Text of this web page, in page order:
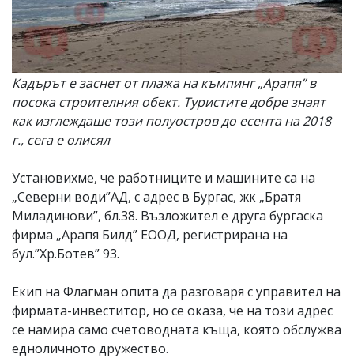
Кадърът е заснет от плажа на къмпинг „Арапя” в
посока строителния обект. Туристите добре знаят
как изглеждаше този полуостров до есента на 2018
г., сега е олисял
Установихме, че работниците и машините са на
„Северни води”АД, с адрес в Бургас, жк „Братя
Миладинови”, бл.38. Възложител е друга бургаска
фирма „Арапя Билд” ЕООД, регистрирана на
бул.”Хр.Ботев” 93.
Екип на Флагман опита да разговаря с управител на
фирмата-инвеститор, но се оказа, че на този адрес
се намира само счетоводната къща, която обслужва
едноличното дружество.